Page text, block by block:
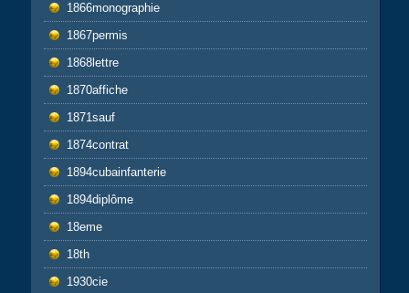
1866monographie
1867permis
1868lettre
1870affiche
1871sauf
1874contrat
1894cubainfanterie
1894diplôme
18eme
18th
1930cie